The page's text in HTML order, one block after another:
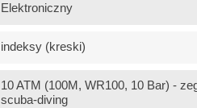
Elektroniczny
indeksy (kreski)
10 ATM (100M, WR100, 10 Bar) -
scuba-diving